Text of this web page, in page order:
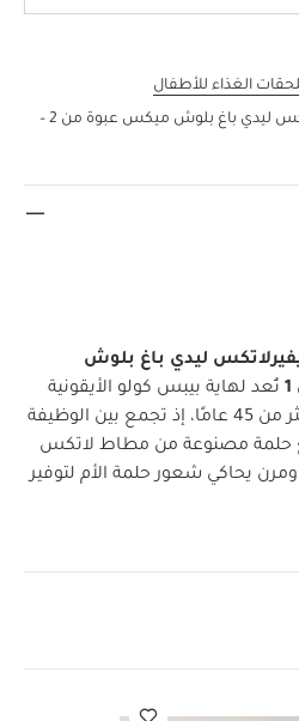
الغذاء للأطفال
لهاية بيبس ستوديو باسيفيرلاتكس ليدي باغ بلوش ميكس عبوة من 2 –
ليدي باغ بلوش
تُعد لهاية بيبس كولو الأيقونية
خيارًا مفضلًا للأمهات منذ أكثر من 45 عامًا، إذ تجمع بين الوظيفة
مع حلمة مصنوعة من مطاط لاتكس
يحاكي شعور حلمة الأم لتوفير
مزيجًا مثاليًا من التصميم
لتناسب جميع أشكال فم
بمرور الهواء أثناء الشفط،
البشرة.
نعومة فائقة: